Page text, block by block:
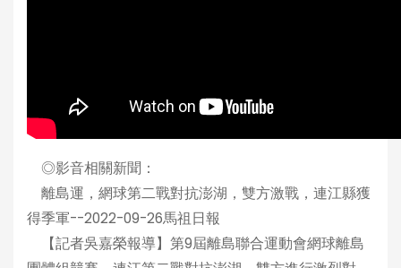
◎影音相關新聞：
離島運，網球第二戰對抗澎湖，雙方激戰，連江縣獲
得季軍--2022-09-26馬祖日報
【記者吳嘉榮報導】第9屆離島聯合運動會網球離島